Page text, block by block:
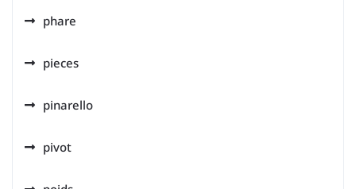
phare
pieces
pinarello
pivot